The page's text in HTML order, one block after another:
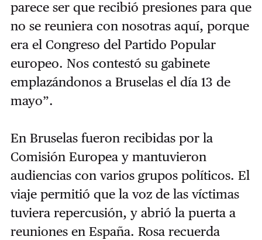
parece ser que recibió presiones para que
no se reuniera con nosotras aquí, porque
era el Congreso del Partido Popular
europeo. Nos contestó su gabinete
emplazándonos a Bruselas el día 13 de
mayo”.
En Bruselas fueron recibidas por la
Comisión Europea y mantuvieron
audiencias con varios grupos políticos. El
viaje permitió que la voz de las víctimas
tuviera repercusión, y abrió la puerta a
reuniones en España. Rosa recuerda